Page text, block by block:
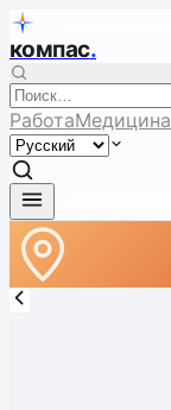
компас.
РаботаМедицина